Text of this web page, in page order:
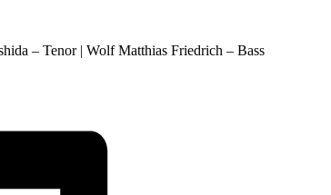
– Tenor | Wolf Matthias Friedrich – Bass